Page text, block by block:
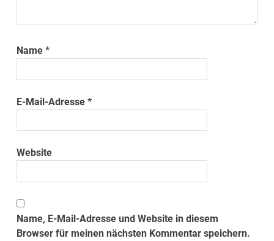
Name*
E-Mail-Adresse*
Website
Name, E-Mail-Adresse und Website in diesem
Browser für meinen nächsten Kommentar speichern.